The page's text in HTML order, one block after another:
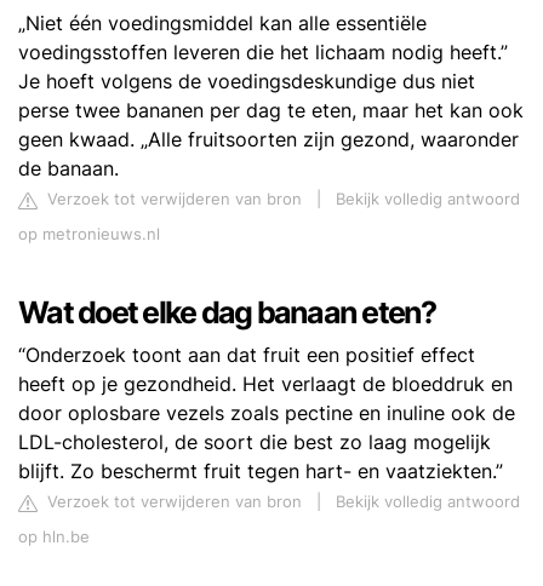
„Niet één voedingsmiddel kan alle essentiële
voedingsstoffen leveren die het lichaam nodig heeft.”
Je hoeft volgens de voedingsdeskundige dus niet
perse twee bananen per dag te eten, maar het kan ook
geen kwaad. „Alle fruitsoorten zijn gezond, waaronder
de banaan.
Verzoek tot verwijderen van bron
Bekijk volledig antwoord
op metronieuws.nl
Wat doet elke dag banaan eten?
“Onderzoek toont aan dat fruit een positief effect
heeft op je gezondheid. Het verlaagt de bloeddruk en
door oplosbare vezels zoals pectine en inuline ook de
LDL-cholesterol, de soort die best zo laag mogelijk
blijft. Zo beschermt fruit tegen hart- en vaatziekten.”
Verzoek tot verwijderen van bron
Bekijk volledig antwoord
op hln.be